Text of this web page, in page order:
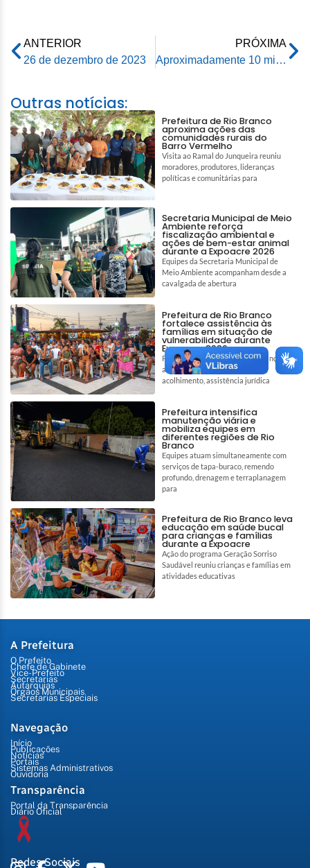
ANTERIOR
26 de dezembro de 2023
PRÓXIMA
Aproximadamente 10 mil pessoas visitaram a Praça da Revolução na noite de Natal
Outras notícias:
Prefeitura de Rio Branco
aproxima ações das
comunidades rurais do
Barro Vermelho
Visita ao Ramal do Junqueira reuniu
moradores, produtores, lideranças
políticas e comunitárias para
Secretaria Municipal de Meio
Ambiente reforça
fiscalização ambiental e
ações de bem-estar animal
durante a Expoacre 2026
Equipes da Secretaria Municipal de
Meio Ambiente acompanham desde a
cavalgada de abertura
Prefeitura de Rio Branco
fortalece assistência às
famílias em situação de
vulnerabilidade durante
Expoacre 2026
Parceria amplia ações de segurança
alimentar e reforça políticas de
acolhimento, assistência jurídica
Prefeitura intensifica
manutenção viária e
mobiliza equipes em
diferentes regiões de Rio
Branco
Equipes atuam simultaneamente com
serviços de tapa-buraco, remendo
profundo, drenagem e terraplanagem
para
Prefeitura de Rio Branco leva
educação em saúde bucal
para crianças e famílias
durante a Expoacre
Ação do programa Geração Sorriso
Saudável reuniu crianças e famílias em
atividades educativas
A Prefeitura
O Prefeito
Chefe de Gabinete
Vice-Prefeito
Secretarias
Autarquias
Órgãos Municipais
Secretarias Especiais
Navegação
Início
Publicações
Notícias
Portais
Sistemas Administrativos
Ouvidoria
Transparência
Portal da Transparência
Diário Oficial
Redes Sociais